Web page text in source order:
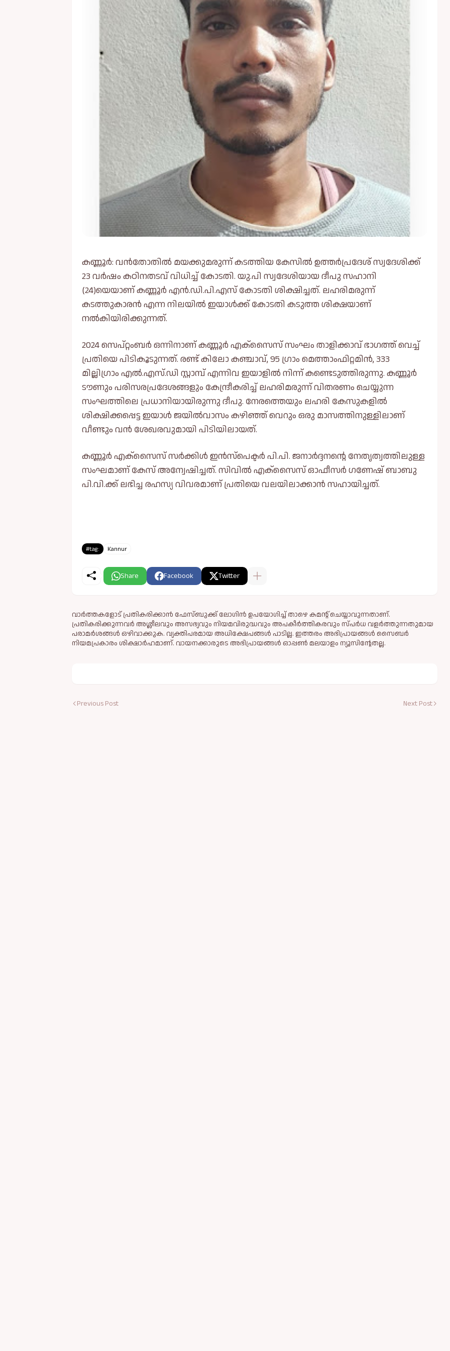
കണ്ണൂർ: വൻതോതിൽ മയക്കുമരുന്ന് കടത്തിയ കേസിൽ ഉത്തർപ്രദേശ് സ്വദേശിക്ക്
23 വർഷം കഠിനതടവ് വിധിച്ച് കോടതി. യു.പി സ്വദേശിയായ ദീപു സഹാനി
(24)യെയാണ് കണ്ണൂർ എൻ.ഡി.പി.എസ് കോടതി ശിക്ഷിച്ചത്. ലഹരിമരുന്ന്
കടത്തുകാരൻ എന്ന നിലയിൽ ഇയാൾക്ക് കോടതി കടുത്ത ശിക്ഷയാണ്
നൽകിയിരിക്കുന്നത്.
2024 സെപ്റ്റംബർ ഒന്നിനാണ് കണ്ണൂർ എക്സൈസ് സംഘം താളിക്കാവ് ഭാഗത്ത് വെച്ച്
പ്രതിയെ പിടികൂടുന്നത്. രണ്ട് കിലോ കഞ്ചാവ്, 95 ഗ്രാം മെത്താംഫിറ്റമിൻ, 333
മില്ലിഗ്രാം എൽ.എസ്.ഡി സ്റ്റാമ്പ് എന്നിവ ഇയാളിൽ നിന്ന് കണ്ടെടുത്തിരുന്നു. കണ്ണൂർ
ടൗണും പരിസരപ്രദേശങ്ങളും കേന്ദ്രീകരിച്ച് ലഹരിമരുന്ന് വിതരണം ചെയ്യുന്ന
സംഘത്തിലെ പ്രധാനിയായിരുന്നു ദീപു. നേരത്തെയും ലഹരി കേസുകളിൽ
ശിക്ഷിക്കപ്പെട്ട ഇയാൾ ജയിൽവാസം കഴിഞ്ഞ് വെറും ഒരു മാസത്തിനുള്ളിലാണ്
വീണ്ടും വൻ ശേഖരവുമായി പിടിയിലായത്.
കണ്ണൂർ എക്സൈസ് സർക്കിൾ ഇൻസ്പെക്ടർ പി.പി. ജനാർദ്ദനന്റെ നേതൃത്വത്തിലുള്ള
സംഘമാണ് കേസ് അന്വേഷിച്ചത്. സിവിൽ എക്സൈസ് ഓഫീസർ ഗണേഷ് ബാബു
പി.വി.ക്ക് ലഭിച്ച രഹസ്യ വിവരമാണ് പ്രതിയെ വലയിലാക്കാൻ സഹായിച്ചത്.
#tag: Kannur
Share Facebook Twitter
വാർത്തകളോട് പ്രതികരിക്കാൻ ഫേസ്ബുക്ക് ലോഗിൻ ഉപയോഗിച്ച് താഴെ കമന്റ് ചെയ്യാവുന്നതാണ്.
പ്രതികരിക്കുന്നവര്‍ അശ്ലീലവും അസഭ്യവും നിയമവിരുദ്ധവും അപകീര്‍ത്തികരവും സ്പര്‍ധ വളര്‍ത്തുന്നതുമായ
പരാമര്‍ശങ്ങള്‍ ഒഴിവാക്കുക. വ്യക്തിപരമായ അധിക്ഷേപങ്ങള്‍ പാടില്ല. ഇത്തരം അഭിപ്രായങ്ങള്‍ സൈബര്‍
നിയമപ്രകാരം ശിക്ഷാര്‍ഹമാണ്. വായനക്കാരുടെ അഭിപ്രായങ്ങള്‍ ഓപ്പൺ മലയാളം ന്യൂസിന്റേതല്ല.
Previous Post Next Post